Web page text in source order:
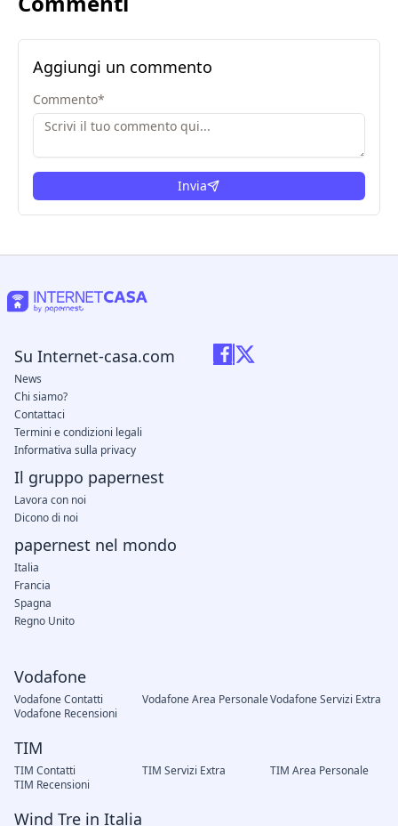
Aggiungi un commento
Commento*
Invia
Vodafone
Vodafone Contatti Vodafone Area PersonaleVodafone Servizi Extra
Vodafone Recensioni
TIM
TIM Contatti TIM Servizi Extra
TIM Area Personale
TIM Recensioni
Wind Tre in Italia
Su Internet-casa.com
News
Chi siamo?
Contattaci
Termini e condizioni legali
Informativa sulla privacy
Il gruppo papernest
Lavora con noi
Dicono di noi
papernest nel mondo
Italia
Francia
Spagna
Regno Unito